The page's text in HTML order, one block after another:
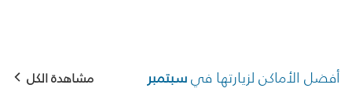
أفضل الأماكن لزيارتها فيسبتمبر مشاهدة الكل